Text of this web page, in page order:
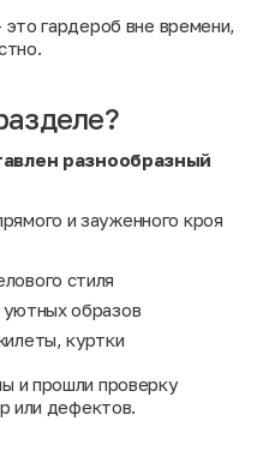
гардероб вне времени,
разнообразный
и зауженного кроя
стиля
образов
куртки
и прошли проверку
или дефектов.